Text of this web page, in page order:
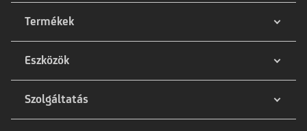
Termékek
Eszközök
Szolgáltatás